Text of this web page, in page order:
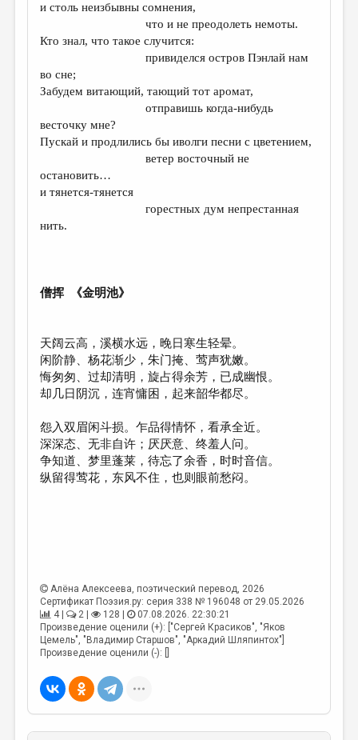
ЛИТЕРАТУРОВЕДЕНИЕ
КУЛЬТУРОВЕДЕНИЕ
ПУБЛИЦИСТИКА
РЕЦЕНЗИРОВАНИЕ
ЦИКЛЫ ПУБЛИКАЦИЙ
МЕДИА
и столь неизбывны сомнения,
что и не преодолеть немоты.
Кто знал, что такое случится:
привиделся остров Пэнлай нам
во сне;
Забудем витающий, тающий тот аромат,
отправишь когда-нибудь
весточку мне?
Пускай и продлились бы иволги песни с цветением,
ветер восточный не
остановить…
и тянется-тянется
горестных дум непрестанная
нить.
僧挥 《金明池》
天阔云高，溪横水远，晚日寒生轻晕。
闲阶静、杨花渐少，朱门掩、莺声犹嫩。
悔匆匆、过却清明，旋占得余芳，已成幽恨。
却几日阴沉，连宵慵困，起来韶华都尽。
怨入双眉闲斗损。乍品得情怀，看承全近。
深深态、无非自许；厌厌意、终羞人问。
争知道、梦里蓬莱，待忘了余香，时时音信。
纵留得莺花，东风不住，也则眼前愁闷。
Алёна Алексеева, поэтический перевод, 2026
Сертификат Поэзия.ру: серия 338 № 196048 от 29.05.2026
4 |
2 | 128 |
07.08.2026. 22:30:21
Произведение оценили (+): ["Сергей Красиков", "Яков
Цемель", "Владимир Старшов", "Аркадий Шляпинтох"]
Произведение оценили (-): []